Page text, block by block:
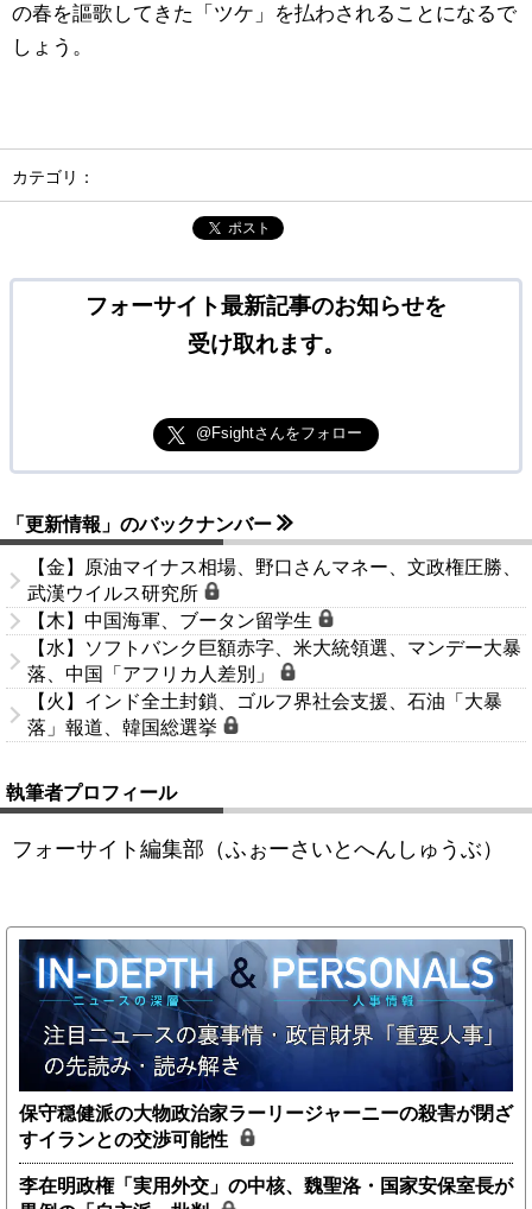
の春を謳歌してきた「ツケ」を払わされることになるで
しょう。
カテゴリ：
ポスト
フォーサイト最新記事のお知らせを
受け取れます。
@Fsightさんをフォロー
「更新情報」のバックナンバー
【金】原油マイナス相場、野口さんマネー、文政権圧勝、
武漢ウイルス研究所
【木】中国海軍、ブータン留学生
【水】ソフトバンク巨額赤字、米大統領選、マンデー大暴
落、中国「アフリカ人差別」
【火】インド全土封鎖、ゴルフ界社会支援、石油「大暴
落」報道、韓国総選挙
執筆者プロフィール
フォーサイト編集部（ふぉーさいとへんしゅうぶ）
保守穏健派の大物政治家ラーリージャーニーの殺害が閉ざ
すイランとの交渉可能性
李在明政権「実用外交」の中核、魏聖洛・国家安保室長が